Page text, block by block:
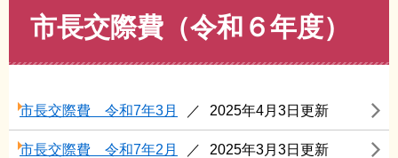
市長交際費（令和６年度）
市長交際費 令和7年3月 2025年4月3日更新
市長交際費 令和7年2月 2025年3月3日更新